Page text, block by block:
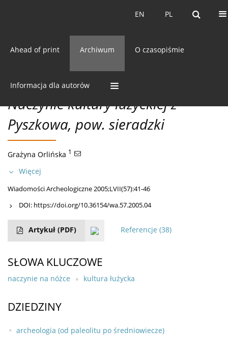
PL
EN PL
EN
Ahead of print Archiwum O czasopiśmie
Informacja dla autorów
57/2005 vol. LVII
CC BY-NC 3.0 Polska
Naczynie kultury łużyckiej z
Pyszkowa, pow. sieradzki
Grażyna Orlińska 1
Więcej
Wiadomości Archeologiczne 2005;LVII(57):41-46
DOI: https://doi.org/10.36154/wa.57.2005.04
Artykuł (PDF) Referencje (38)
SŁOWA KLUCZOWE
naczynie na nóżce kultura łużycka
DZIEDZINY
archeologia (od paleolitu po średniowiecze)